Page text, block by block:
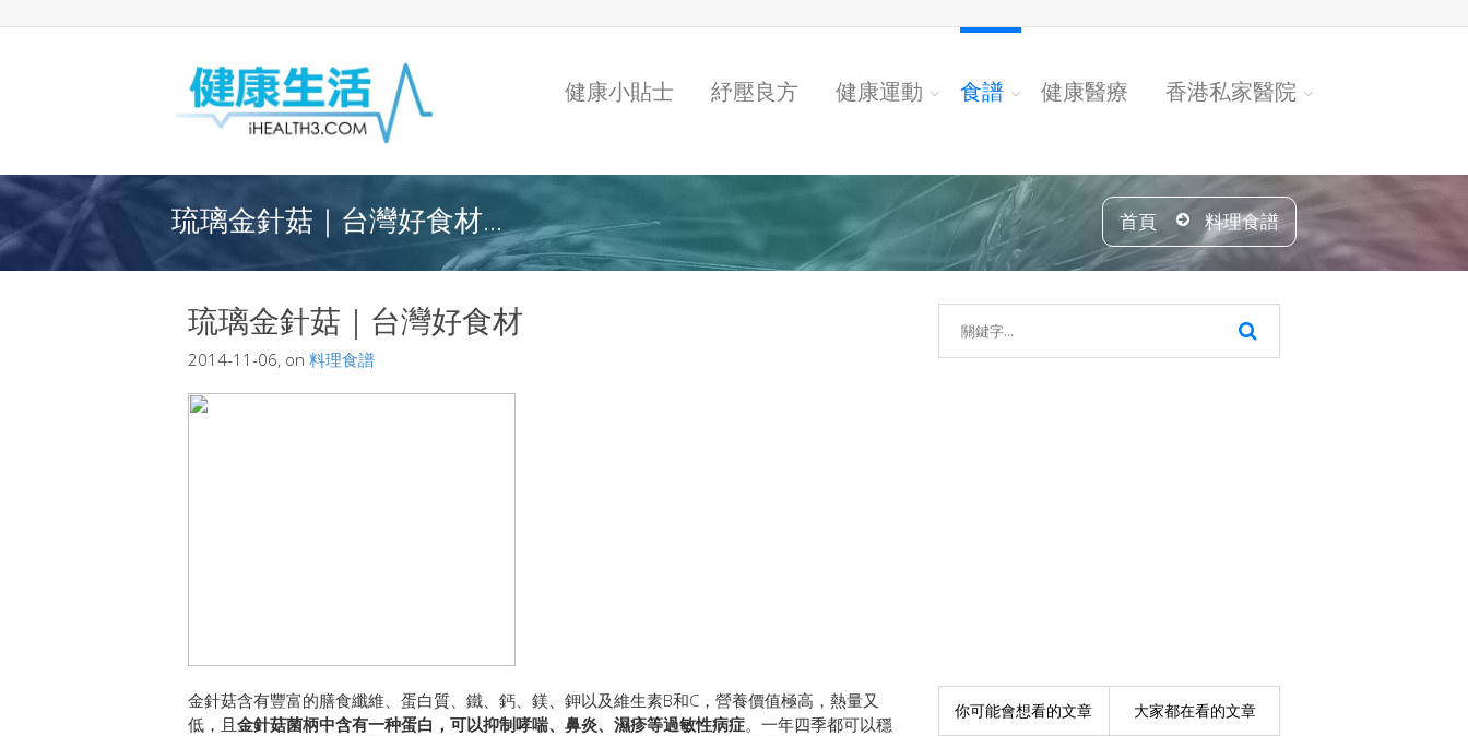
健康小貼士 紓壓良方 健康運動 食譜 健康醫療 香港私家醫院
琉璃金針菇｜台灣好食材... 首頁 料理食譜
琉璃金針菇｜台灣好食材
2014-11-06, on 料理食譜
金針菇含有豐富的膳食纖維、蛋白質、鐵、鈣、鎂、鉀以及維生素B和C，營養價值極高，熱量又
低，且金針菇菌柄中含有一种蛋白，可以抑制哮喘、鼻炎、濕疹等過敏性病症。一年四季都可以穩
你可能會想看的文章 大家都在看的文章